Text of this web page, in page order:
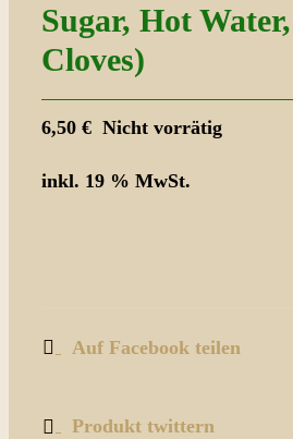
Sugar, Hot
Cloves)
6,50 € Nicht vorrätig
inkl. 19 % MwSt.
Auf Facebook teilen
Produkt twittern